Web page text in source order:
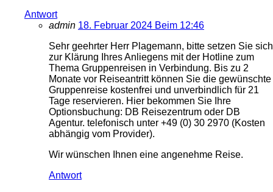
Antwort
admin 18. Februar 2024 Beim 12:46
Sehr geehrter Herr Plagemann, bitte setzen Sie sich
zur Klärung Ihres Anliegens mit der Hotline zum
Thema Gruppenreisen in Verbindung. Bis zu 2
Monate vor Reiseantritt können Sie die gewünschte
Gruppenreise kostenfrei und unverbindlich für 21
Tage reservieren. Hier bekommen Sie Ihre
Optionsbuchung: DB Reisezentrum oder DB
Agentur. telefonisch unter +49 (0) 30 2970 (Kosten
abhängig vom Provider).
Wir wünschen Ihnen eine angenehme Reise.
Antwort